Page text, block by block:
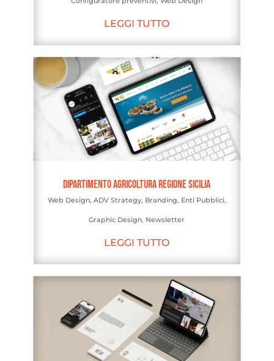
LEGGI TUTTO
Dipartimento Agricoltura Regione Sicilia
Web Design, ADV Strategy, Branding, Enti Pubblici,
Graphic Design, Newsletter
LEGGI TUTTO